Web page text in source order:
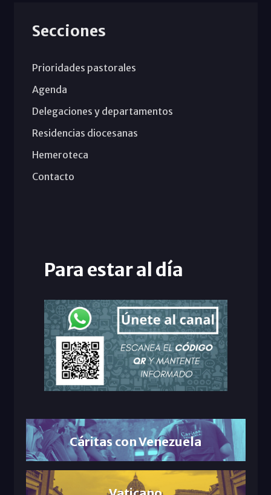
Secciones
Prioridades pastorales
Agenda
Delegaciones y departamentos
Residencias diocesanas
Hemeroteca
Contacto
Para estar al día
Cáritas con Venezuela